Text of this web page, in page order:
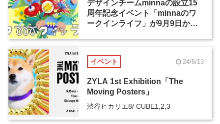
デザインチームminnaの設立15
周年記念イベント「minnaのワ
ークインライフ」が9月9日から
イベント 24/5/13
ZYLA 1st Exhibition「The
Moving Posters」
渋谷ヒカリエ8/ CUBE1,2,3